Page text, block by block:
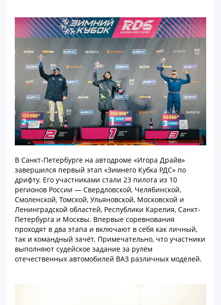
В Санкт-Петербурге на автодроме «Игора Драйв»
завершился первый этап «Зимнего Кубка РДС» по
дрифту. Его участниками стали 23 пилота из 10
регионов России — Свердловской, Челябинской,
Смоленской, Томской, Ульяновской, Московской и
Ленинградской областей, Республики Карелия, Санкт-
Петербурга и Москвы. Впервые соревнования
проходят в два этапа и включают в себя как личный,
так и командный зачёт. Примечательно, что участники
выполняют судейское задание за рулём
отечественных автомобилей ВАЗ различных моделей.